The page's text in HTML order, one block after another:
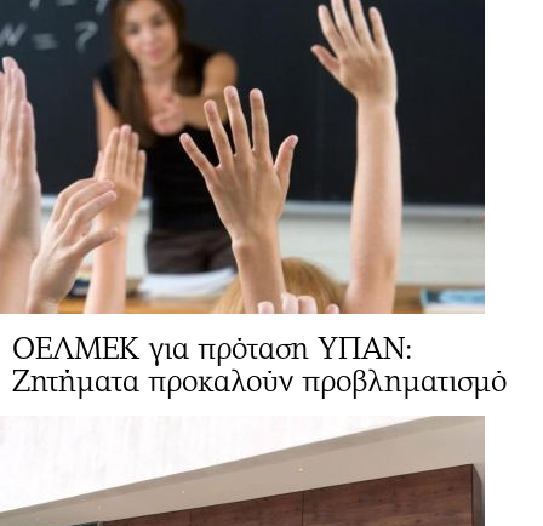
ΟΕΛΜΕΚ για πρόταση ΥΠΑΝ:
Zητήματα προκαλούν προβληματισμό